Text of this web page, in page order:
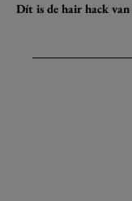
Dít is de hair hack